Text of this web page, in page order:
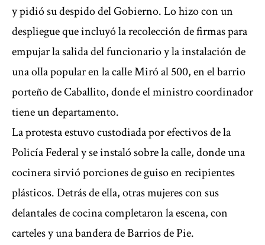
y pidió su despido del Gobierno. Lo hizo con un
despliegue que incluyó la recolección de firmas para
empujar la salida del funcionario y la instalación de
una olla popular en la calle Miró al 500, en el barrio
porteño de Caballito, dondeel ministro coordinador
tiene un departamento.
La protesta estuvo custodiada por efectivos de la
Policía Federal y se instaló sobre la calle, donde una
cocinera sirvió porciones de guiso en recipientes
plásticos. Detrás de ella, otras mujeres con sus
delantales de cocina completaron la escena, con
carteles y una bandera de Barrios de Pie.